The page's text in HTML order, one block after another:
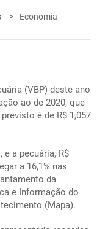
Economia
(VBP) deste ano
ao de 2020, que
é de R$ 1,057
e a pecuária, R$
a 16,1% nas
da
e Informação do
(Mapa).